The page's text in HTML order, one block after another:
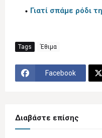
Γιατί σπάμε ρόδι
Tags Έθιμα
Facebook
Διαβάστε επίσης